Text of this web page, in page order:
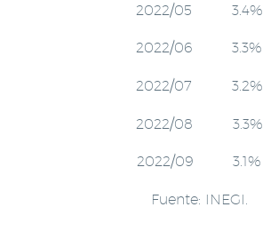
2022/05 3.4%
2022/06 3.3%
2022/07 3.2%
2022/08 3.3%
2022/09 3.1%
Fuente: INEGI.